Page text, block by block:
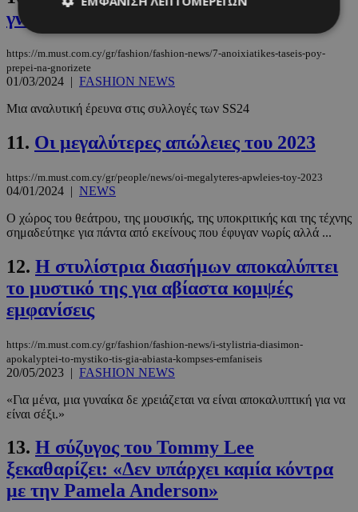
γνωρίζετε
https://m.must.com.cy/gr/fashion/fashion-news/7-anoixiatikes-taseis-poy-
prepei-na-gnorizete
01/03/2024 | FASHION NEWS
Μια αναλυτική έρευνα στις συλλογές των SS24
11. Οι μεγαλύτερες απώλειες του 2023
https://m.must.com.cy/gr/people/news/oi-megalyteres-apwleies-toy-2023
04/01/2024 | NEWS
Ο χώρος του θεάτρου, της μουσικής, της υποκριτικής και της τέχνης
σημαδεύτηκε για πάντα από εκείνους που έφυγαν νωρίς αλλά ...
12. Η στυλίστρια διασήμων αποκαλύπτει
το μυστικό της για αβίαστα κομψές
εμφανίσεις
https://m.must.com.cy/gr/fashion/fashion-news/i-stylistria-diasimon-
apokalyptei-to-mystiko-tis-gia-abiasta-kompses-emfaniseis
20/05/2023 | FASHION NEWS
«Για μένα, μια γυναίκα δε χρειάζεται να είναι αποκαλυπτική για να
είναι σέξι.»
13. Η σύζυγος του Tommy Lee
ξεκαθαρίζει: «Δεν υπάρχει καμία κόντρα
με την Pamela Anderson»
Στόχευσης
Μη ταξινομημένα
Τα απολύτως απαραίτητα cookies επιτρέπουν
βασικές λειτουργίες του ιστότοπου, όπως τη
Ο ιστότοπος δεν μπορεί να χρησιμοποιηθεί σωστά
χωρίς τα απολύτως απαραίτητα cookies.
Ονοματεπώνυμο
Προμηθευτής/
Πεδίο
Λήξη
.twitter.com
Privacy Policy